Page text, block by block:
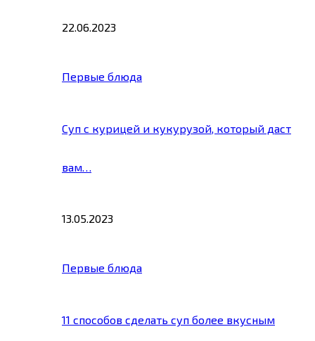
22.06.2023
Первые блюда
Суп с курицей и кукурузой, который даст
вам…
13.05.2023
Первые блюда
11 способов сделать суп более вкусным